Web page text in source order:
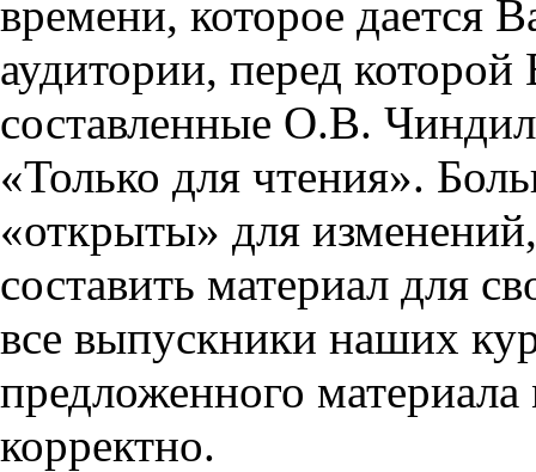
времени, которое дается
аудитории, перед
составленные О.В.
«Только для чтения».
«открыты» для
составить материал для
все выпускники наших
предложенного
корректно.